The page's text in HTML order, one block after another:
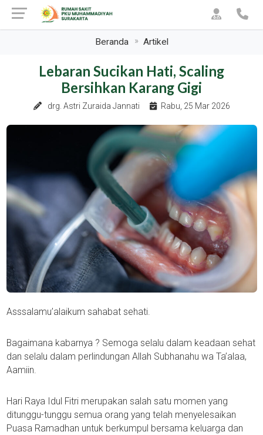
Beranda Artikel
Lebaran Sucikan Hati, Scaling
Bersihkan Karang Gigi
drg. Astri Zuraida Jannati Rabu, 25 Mar 2026
Asssalamu’alaikum sahabat sehati.
Bagaimana kabarnya ? Semoga selalu dalam keadaan sehat
dan selalu dalam perlindungan Allah Subhanahu wa Ta’alaa,
Aamiin.
Hari Raya Idul Fitri merupakan salah satu momen yang
ditunggu-tunggu semua orang yang telah menyelesaikan
Puasa Ramadhan untuk berkumpul bersama keluarga dan